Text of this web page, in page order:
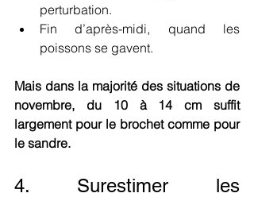
perturbation.
Fin d’après-midi, quand les
poissons se gavent.
Mais dans la majorité des situations de
novembre, du 10 à 14 cm suffit
largement pour le brochet comme pour
le sandre.
4. Surestimer les